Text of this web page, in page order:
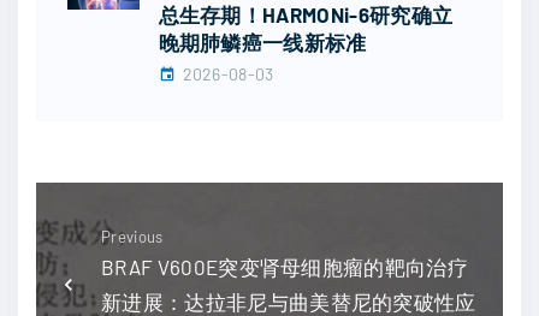
总生存期！HARMONi-6研究确立
晚期肺鳞癌一线新标准
2026-08-03
Previous
BRAF V600E突变肾母细胞瘤的靶向治疗
新进展：达拉非尼与曲美替尼的突破性应